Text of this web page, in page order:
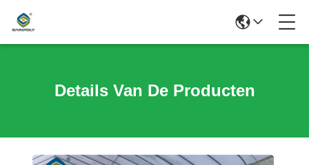
Details Van De Producten